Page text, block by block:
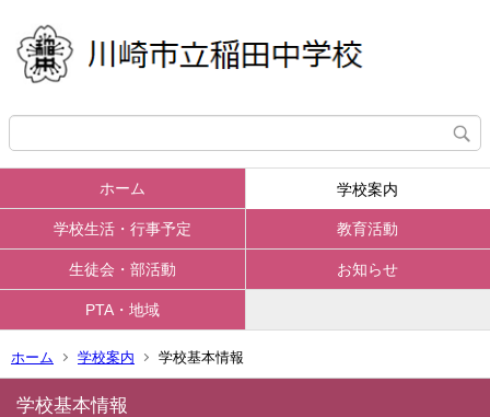
ホーム 学校案内
学校生活・行事予定 教育活動
生徒会・部活動 お知らせ
PTA・地域
ホーム 学校案内 学校基本情報
学校基本情報